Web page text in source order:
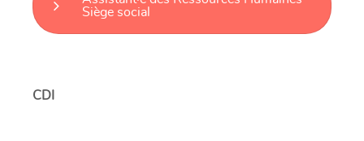
Siège social
CDI